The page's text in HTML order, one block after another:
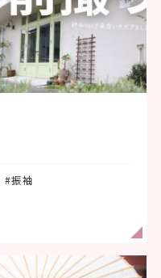
#振袖